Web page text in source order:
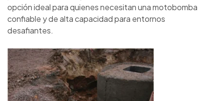
opción ideal para quienes necesitan una motobomba
confiable y de alta capacidad para entornos
desafiantes.